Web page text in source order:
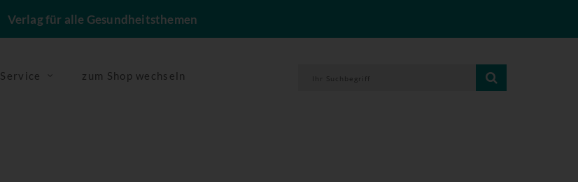
Verlag für alle Gesundheitsthemen
Service zum Shop wechseln